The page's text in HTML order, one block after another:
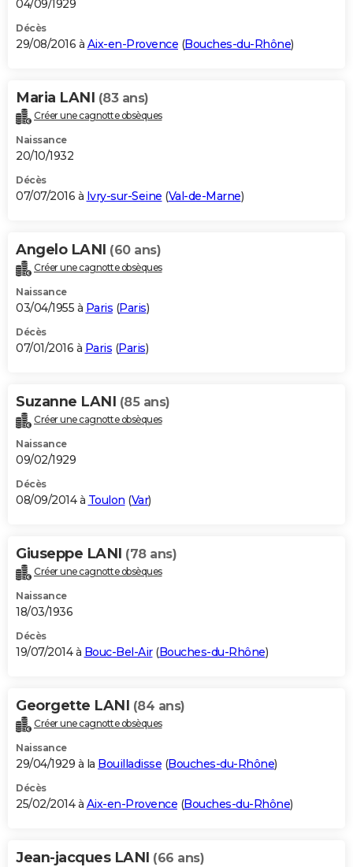
04/09/1929
Décès
29/08/2016 à Aix-en-Provence (Bouches-du-Rhône)
Maria LANI (83 ans)
Créer une cagnotte obsèques
Naissance
20/10/1932
Décès
07/07/2016 à Ivry-sur-Seine (Val-de-Marne)
Angelo LANI (60 ans)
Créer une cagnotte obsèques
Naissance
03/04/1955 à Paris (Paris)
Décès
07/01/2016 à Paris (Paris)
Suzanne LANI (85 ans)
Créer une cagnotte obsèques
Naissance
09/02/1929
Décès
08/09/2014 à Toulon (Var)
Giuseppe LANI (78 ans)
Créer une cagnotte obsèques
Naissance
18/03/1936
Décès
19/07/2014 à Bouc-Bel-Air(Bouches-du-Rhône)
Georgette LANI (84 ans)
Créer une cagnotte obsèques
Naissance
29/04/1929 à la Bouilladisse (Bouches-du-Rhône)
Décès
25/02/2014 à Aix-en-Provence (Bouches-du-Rhône)
Jean-jacques LANI (66 ans)